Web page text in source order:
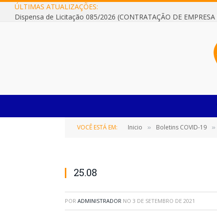
ÚLTIMAS ATUALIZAÇÕES:
VOCÊ ESTÁ EM: Inicio » Boletins COVID-19 »
25.08
POR ADMINISTRADOR NO 3 DE SETEMBRO DE 2021